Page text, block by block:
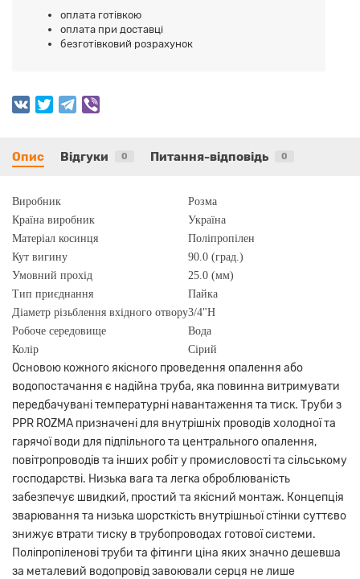
оплата готівкою
оплата при доставці
безготівковий розрахунок
Опис Відгуки 0 Питання-відповідь 0
Виробник
Розма
Країна виробник
Україна
Матеріал косинця
Поліпропілен
Кут вигину
90.0 (град.)
Умовний прохід
25.0 (мм)
Тип приєднання
Пайка
Діаметр різьблення вхідного отвору3/4"Н
Робоче середовище
Вода
Колір
Сірий
Основою кожного якісного проведення опалення або
водопостачання є надійна труба, яка повинна витримувати
передбачувані температурні навантаження та тиск. Труби з
PPR ROZMA призначені для внутрішніх проводів холодної та
гарячої води для підпільного та центрального опалення,
повітропроводів та інших робіт у промисловості та сільському
господарстві. Низька вага та легка оброблюваність
забезпечує швидкий, простий та якісний монтаж. Концепція
зварювання та низька шорсткість внутрішньої стінки суттєво
знижує втрати тиску в трубопроводах готової системи.
Поліпропіленові труби та фітинги ціна яких значно дешевша
за металевий водопровід завоювали серця не лише